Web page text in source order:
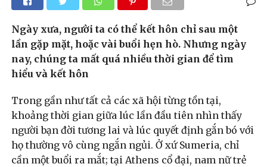
Ngày xưa, người ta có thể kết hôn chỉ sau một
lần gặp mặt, hoặc vài buổi hẹn hò. Nhưng ngày
nay, chúng ta mất quá nhiều thời gian để tìm
hiểu và kết hôn
Trong gần như tất cả các xã hội từng tồn tại,
khoảng thời gian giữa lúc lần đầu tiên nhìn thấy
người bạn đời tương lai và lúc quyết định gắn bó với
họ thường vô cùng ngắn ngủi. Ở xứ Sumeria, chỉ
cần một buổi ra mắt; tại Athens cổ đại, nam nữ trẻ